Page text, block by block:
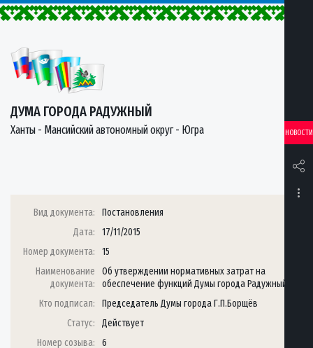
ДУМА ГОРОДА РАДУЖНЫЙ
Ханты - Мансийский автономный округ - Югра НОВОСТИ
Вид документа:
Постановления
Дата:
17/11/2015
Номер документа:
15
Наименование
документа:
Об утверждении нормативных затрат на
обеспечение функций Думы города Радужный
Кто подписал:
Председатель Думы города Г.П.Борщёв
Статус:
Действует
Номер созыва:
6